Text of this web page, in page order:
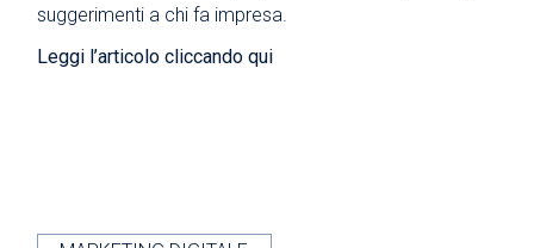
suggerimenti a chi fa impresa.
Leggi l’articolocliccando qui